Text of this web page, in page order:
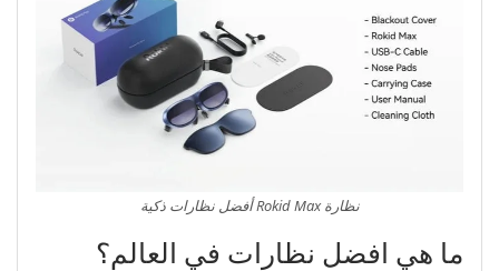
نظارة Rokid Max أفضل نظارات ذكية
ما هي افضل نظارات في العالم؟